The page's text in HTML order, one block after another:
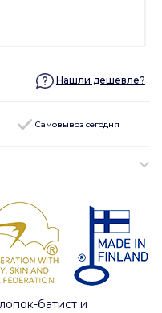
Нашли дешевле?
Самовывоз сегодня
батист и